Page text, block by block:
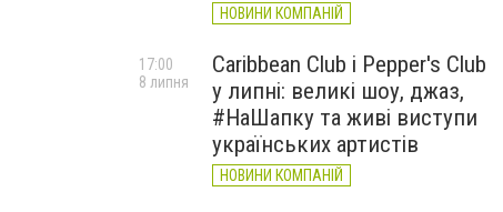
НОВИНИ КОМПАНІЙ
Caribbean Club і Pepper's Club
у липні: великі шоу, джаз,
#НаШапку та живі виступи
українських артистів
НОВИНИ КОМПАНІЙ
17:00
8 липня